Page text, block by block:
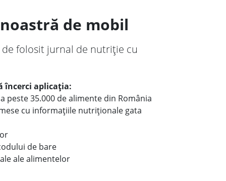
de mobil
de folosit jurnal de nutriție cu
încerci aplicația:
peste 35.000 de alimente din România
cu informațiile nutriționale gata
de bare
ale alimentelor